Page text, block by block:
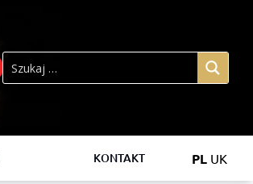
KONTAKT PL UK